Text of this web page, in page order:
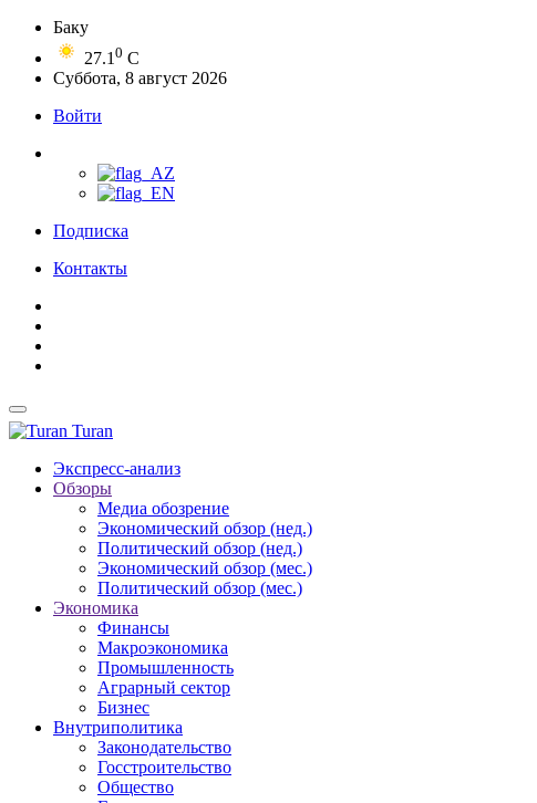
Баку
27.1 0 C
Суббота, 8 август 2026
Войти
Подписка
Контакты
Turan
Экспресс-анализ
Обзоры
Медиа обозрение
Экономический обзор (нед.)
Политический обзор (нед.)
Экономический обзор (мес.)
Политический обзор (мес.)
Экономика
Финансы
Макроэкономика
Промышленность
Аграрный сектор
Бизнес
Внутриполитика
Законодательство
Госстроительство
Общество